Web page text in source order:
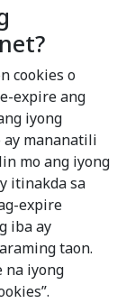
cookies o
expire ang
iyong
ay mananatili
mo ang iyong
itinakda sa
expire
iba ay
taon.
na iyong